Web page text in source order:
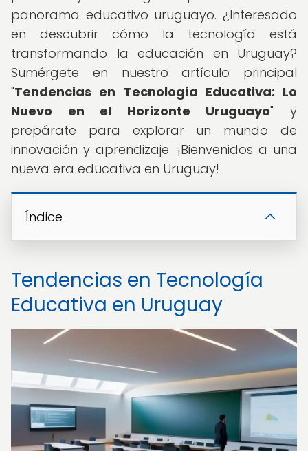
panorama educativo uruguayo. ¿Interesado
en descubrir cómo la tecnología está
transformando la educación en Uruguay?
Sumérgete en nuestro artículo principal
"Tendencias en Tecnología Educativa: Lo
Nuevo en el Horizonte Uruguayo" y
prepárate para explorar un mundo de
innovación y aprendizaje. ¡Bienvenidos a una
nueva era educativa en Uruguay!
Índice
Tendencias en Tecnología
Educativa en Uruguay